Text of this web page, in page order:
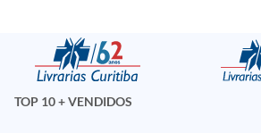
TOP 10 + VENDIDOS